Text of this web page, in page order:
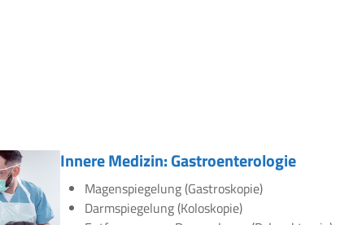
Innere Medizin: Gastroenterologie
Magenspiegelung (Gastroskopie)
Darmspiegelung (Koloskopie)